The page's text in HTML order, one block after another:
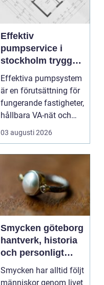
Effektiv
pumpservice i
stockholm trygg
drift utan avbrott
Effektiva pumpsystem
är en förutsättning för
fungerande fastigheter,
hållbara VA-nät och
trygg hante...
03 augusti 2026
Smycken göteborg
hantverk, historia
och personligt
uttryck
Smycken har alltid följt
människor genom livet